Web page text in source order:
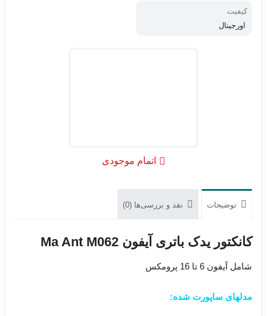
کیفیت
اورجینال
اتمام موجودی
توضیحات نقد و بررسی‌ها (0)
کانکتور یدک باتری آیفون Ma Ant M062
شامل آیفون 6 تا 16 پرومکس
مدلهای ساپورت شده: